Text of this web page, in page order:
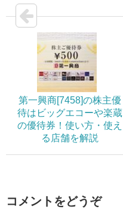
第一興商[7458]の株主優
待はビッグエコーや楽蔵
の優待券！使い方・使え
る店舗を解説
コメントをどうぞ